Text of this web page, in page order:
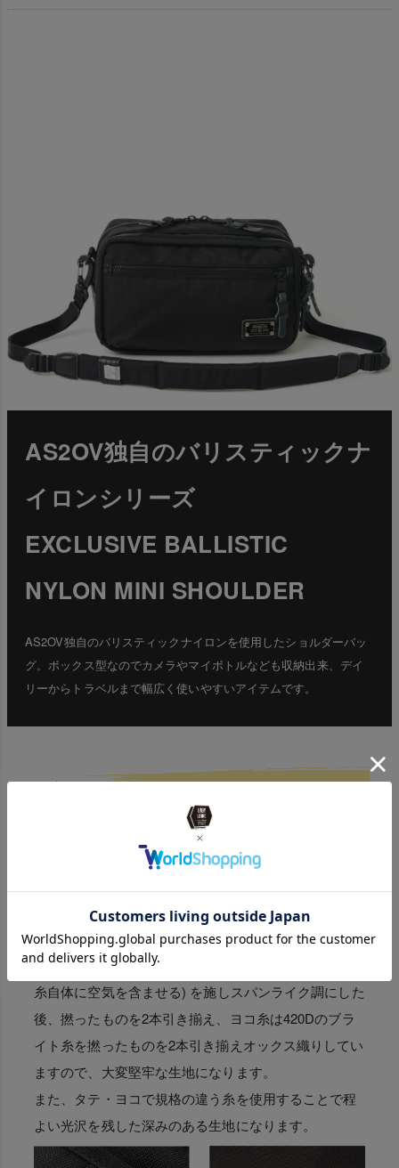
AS2OV独自のバリスティックナ
イロンシリーズ
EXCLUSIVE BALLISTIC
NYLON MINI SHOULDER
AS2OV独自のバリスティックナイロンを使用したショルダーバッ
グ。ボックス型なのでカメラやマイボトルなども収納出来、デイ
リーからトラベルまで幅広く使いやすいアイテムです。
ビジネスライクな、オリジナ
ル素材CORDURA Ballistic
ン糸を使用したオリジナルのCORDURA Ballistic® 生
地になります。
タテ糸は500Dのブライト糸をATY加工 (機械を使用し
糸自体に空気を含ませる) を施しスパンライク調にした
後、撚ったものを2本引き揃え、ヨコ糸は420Dのブラ
イト糸を撚ったものを2本引き揃えオックス織りしてい
ますので、大変堅牢な生地になります。
また、タテ・ヨコで規格の違う糸を使用することで程
よい光沢を残した深みのある生地になります。